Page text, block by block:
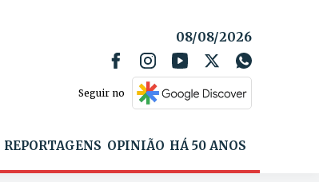
08/08/2026
Seguir no
REPORTAGENS OPINIÃO HÁ 50 ANOS